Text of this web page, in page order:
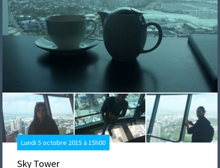
Lundi 5 octobre 2015 à 15h00
Sky Tower